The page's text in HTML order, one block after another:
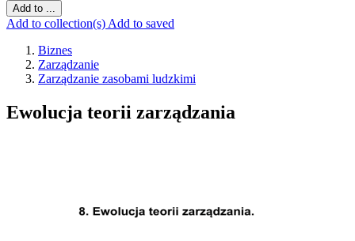
Add to ...
Add to collection(s) Add to saved
Biznes
Zarządzanie
Zarządzanie zasobami ludzkimi
Ewolucja teorii zarządzania